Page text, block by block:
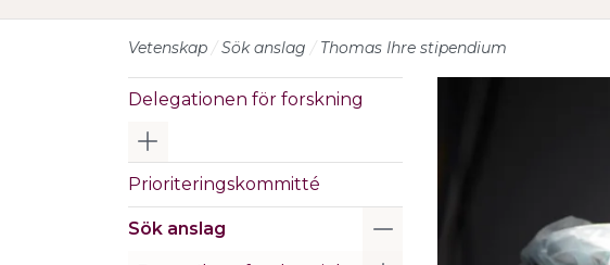
Vetenskap Sök anslag Thomas Ihre stipendium
Delegationen för forskning
Visa/Göm undermeny
Prioriteringskommitté
Sök anslag Visa/Göm undermeny